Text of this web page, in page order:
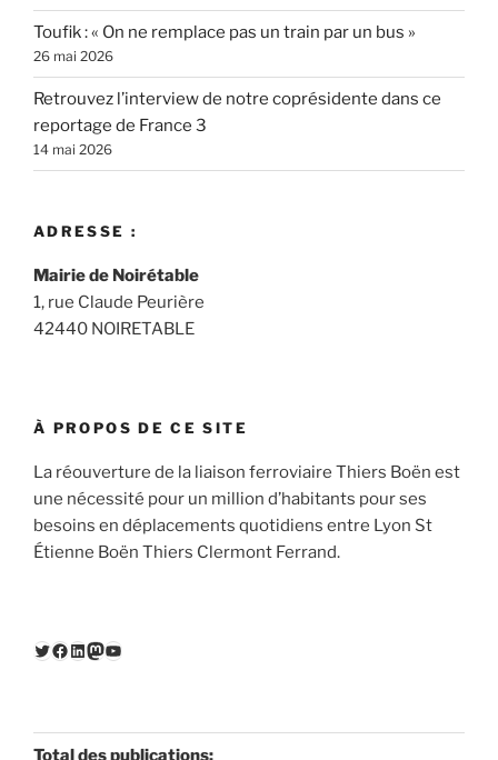
Toufik : « On ne remplace pas un train par un bus »
26 mai 2026
Retrouvez l’interview de notre coprésidente dans ce
reportage de France 3
14 mai 2026
ADRESSE :
Mairie de Noirétable
1, rue Claude Peurière
42440 NOIRETABLE
À PROPOS DE CE SITE
La réouverture de la liaison ferroviaire Thiers Boën est
une nécessité pour un million d’habitants pour ses
besoins en déplacements quotidiens entre Lyon St
Étienne Boën Thiers Clermont Ferrand.
Twitter
Facebook
LinkedIn
Mastodon
YouTube
Total des publications: